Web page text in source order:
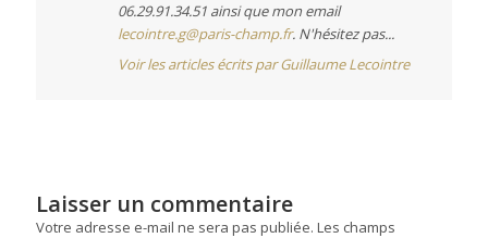
06.29.91.34.51 ainsi que mon email
lecointre.g@paris-champ.fr. N'hésitez pas...
Voir les articles écrits par Guillaume Lecointre
Laisser un commentaire
Votre adresse e-mail ne sera pas publiée. Les champs